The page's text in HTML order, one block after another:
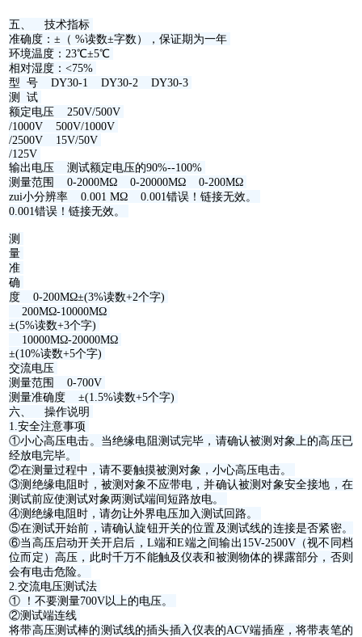
五、 技术指标
准确度：±（ %读数±字数），保证期为一年
环境温度：23℃±5℃
相对湿度：<75%
型 号 DY30-1 DY30-2 DY30-3
测 试
额定电压 250V/500V
/1000V 500V/1000V
/2500V 15V/50V
/125V
输出电压 测试额定电压的90%--100%
测量范围 0-2000MΩ 0-20000MΩ 0-200MΩ
zui小分辨率 0.001 MΩ 0.001错误！链接无效。
0.001错误！链接无效。
测
量
准
确
度 0-200MΩ±(3%读数+2个字)
200MΩ-10000MΩ
±(5%读数+3个字)
10000MΩ-20000MΩ
±(10%读数+5个字)
交流电压
测量范围 0-700V
测量准确度 ±(1.5%读数+5个字)
六、 操作说明
1.安全注意事项
①小心高压电击。当绝缘电阻测试完毕，请确认被测对象上的高压已
经放电完毕。
②在测量过程中，请不要触摸被测对象，小心高压电击。
③测绝缘电阻时，被测对象不应带电，并确认被测对象安全接地，在
测试前应使测试对象两测试端间短路放电。
④测绝缘电阻时，请勿让外界电压加入测试回路。
⑤在测试开始前，请确认旋钮开关的位置及测试线的连接是否紧密。
⑥当高压启动开关开启后，L端和E端之间输出15V-2500V（视不同档
位而定）高压，此时千万不能触及仪表和被测物体的裸露部分，否则
会有电击危险。
2.交流电压测试法
① ！不要测量700V以上的电压。
②测试端连线
将带高压测试棒的测试线的插头插入仪表的ACV端插座，将带表笔的